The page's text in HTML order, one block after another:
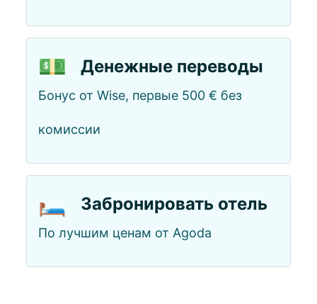
💵 Денежные переводы
Бонус от Wise, первые 500 € без
комиссии
🛏️ Забронировать отель
По лучшим ценам от Agoda